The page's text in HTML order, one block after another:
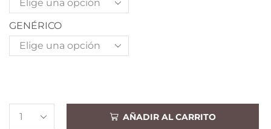
GENÉRICO
AÑADIR AL CARRITO